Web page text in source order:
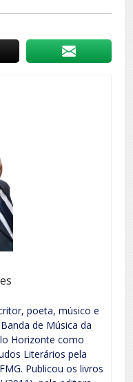
poeta, músico e
de Música da
Horizonte como
Literários pela
Publicou os livros